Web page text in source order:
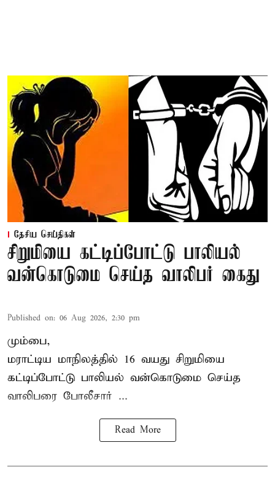
தேசிய செய்திகள்
சிறுமியை கட்டிப்போட்டு பாலியல்
வன்கொடுமை செய்த வாலிபர் கைது
Published on: 06 Aug 2026, 2:30 pm
மும்பை,
மராட்டிய மாநிலத்தில் 16 வயது சிறுமியை
கட்டிப்போட்டு பாலியல் வன்கொடுமை செய்த
வாலிபரை போலீசார் ...
Read More